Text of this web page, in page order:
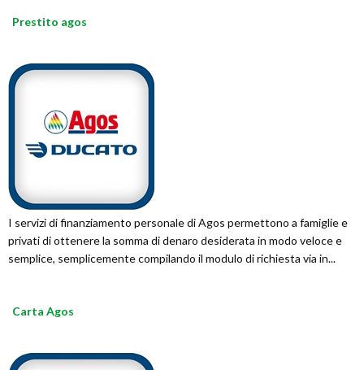
Prestito agos
I servizi di finanziamento personale di Agos permettono a famiglie e
privati di ottenere la somma di denaro desiderata in modo veloce e
semplice, semplicemente compilando il modulo di richiesta via in...
Carta Agos